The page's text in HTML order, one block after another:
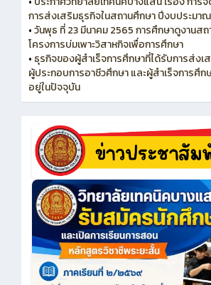
การส่งเสริมธุรกิจในสถานศึกษา ปีงบประม
•วันพุธ ที่ 23 มีนาคม 2565 การศึกษาดูงานส
โครงการบ่มเพาะวิสาหกิจเพื่อการศึกษา
• ธุรกิจของผู้สำเร็จการศึกษาที่ได้รับการส่งเ
ผู้ประกอบการอาชีวศึกษา และผู้สำเร็จการศึ
อยู่ในปัจจุบัน